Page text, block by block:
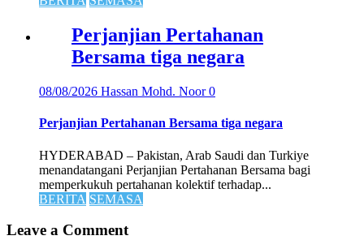
Perjanjian Pertahanan
Bersama tiga negara
08/08/2026 Hassan Mohd. Noor0
Perjanjian Pertahanan Bersama tiga negara
HYDERABAD – Pakistan, Arab Saudi dan Turkiye
menandatangani Perjanjian Pertahanan Bersama bagi
memperkukuh pertahanan kolektif terhadap...
BERITA SEMASA
Leave a Comment